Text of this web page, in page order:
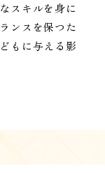
スキルを身に
ンスを保つた
もに与える影